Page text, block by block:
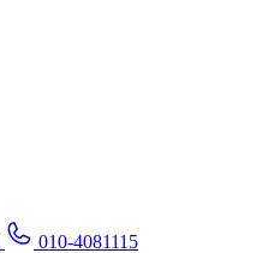
010-4081115